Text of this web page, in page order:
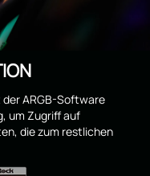
der ARGB-Software
um Zugriff auf
die zum restlichen